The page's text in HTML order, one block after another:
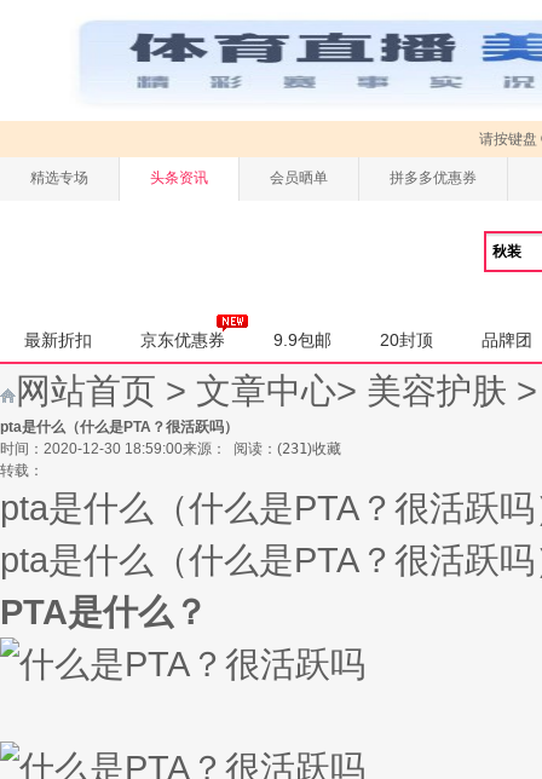
请按键盘
精选专场 头条资讯 会员晒单 拼多多优惠券
最新折扣 京东优惠券 9.9包邮 20封顶 品牌团
网站首页 > 文章中心> 美容护肤
pta是什么（什么是PTA？很活跃吗）
时间：2020-12-30 18:59:00来源： 阅读： (231)收藏
转载：
pta是什么（什么是PTA？很活跃
pta是什么（什么是PTA？很活跃
PTA是什么？